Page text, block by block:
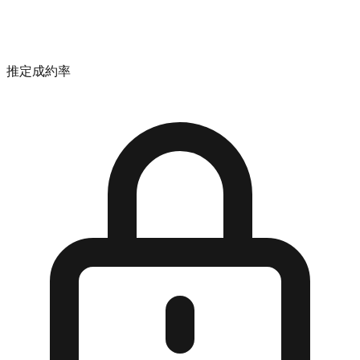
推定成約率